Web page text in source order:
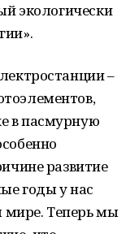
экологически
–
в пасмурную
развитие
годы у нас
мире. Теперь мы